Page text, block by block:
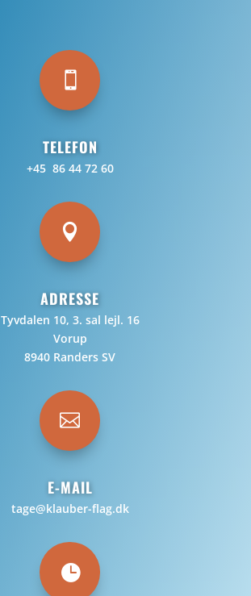
TELEFON
+45 86 44 72 60

ADRESSE
Tyvdalen 10, 3. sal lejl. 16
Vorup
8940 Randers SV

E-MAIL
tage@klauber-flag.dk
